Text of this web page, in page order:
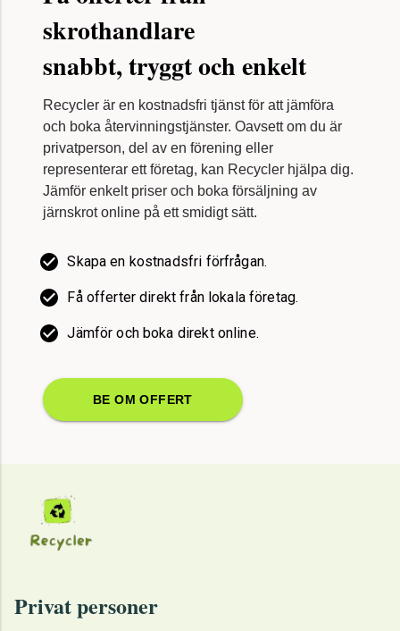
skrothandlare
snabbt, tryggt och enkelt
Recycler är en kostnadsfri tjänst för att jämföra
och boka återvinningstjänster. Oavsett om du är
privatperson, del av en förening eller
representerar ett företag, kan Recycler hjälpa dig.
Jämför enkelt priser och boka försäljning av
järnskrot online på ett smidigt sätt.
Skapa en kostnadsfri förfrågan.
Få offerter direkt från lokala företag.
Jämför och boka direkt online.
BE OM OFFERT
Privat personer